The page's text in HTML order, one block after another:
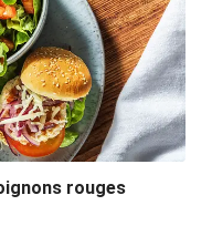
rouges